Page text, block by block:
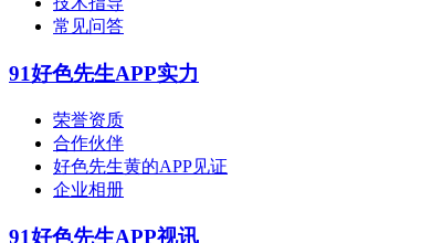
常见问答
91好色先生APP实力
荣誉资质
合作伙伴
好色先生黄的APP见证
企业相册
91好色先生APP视讯